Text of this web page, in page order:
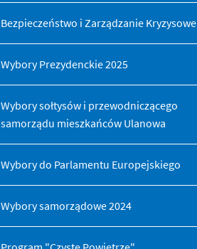
Bezpieczeństwo i Zarządzanie Kryzysowe
Wybory Prezydenckie 2025
Wybory sołtysów i przewodniczącego
samorządu mieszkańców Ulanowa
Wybory do Parlamentu Europejskiego
Wybory samorządowe 2024